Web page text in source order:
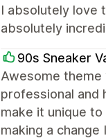
I absolutely love
absolutely
90s Sneaker
Awesome
professional and
make it unique
making a